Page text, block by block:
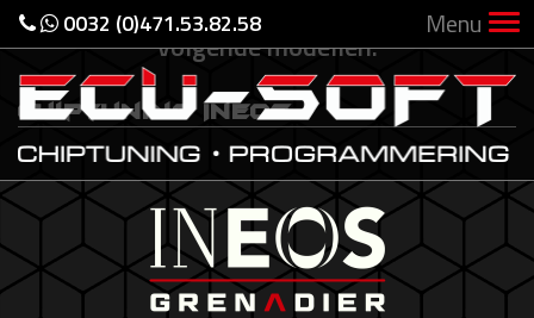
0032 (0)471.53.82.58 Menu
Voor Ineos hebben we chiptuning voor de
volgende modellen:
Chiptuning Ineos